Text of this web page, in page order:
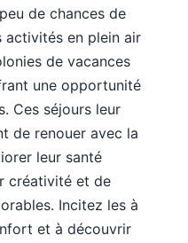
de chances de
en plein air
de vacances
une opportunité
Ces séjours leur
de renouer avec la
leur santé
créativité et de
Incitez les à
et à découvrir